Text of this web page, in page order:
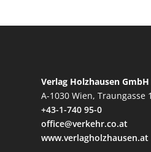
Verlag Holzhausen GmbH
A-1030 Wien, Traungasse
+43-1-740 95-0
office@verkehr.co.at
www.verlagholzhausen.at